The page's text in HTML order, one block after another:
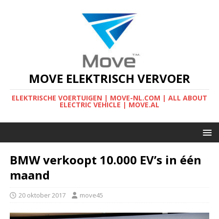
MOVE ELEKTRISCH VERVOER
ELEKTRISCHE VOERTUIGEN | MOVE-NL.COM | ALL ABOUT
ELECTRIC VEHICLE | MOVE.AL
BMW verkoopt 10.000 EV’s in één
maand
20 oktober 2017 move45